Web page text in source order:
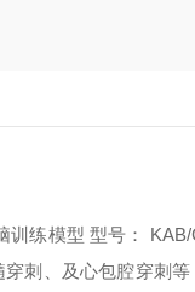
训练模型型号：
刺、及心包腔穿刺